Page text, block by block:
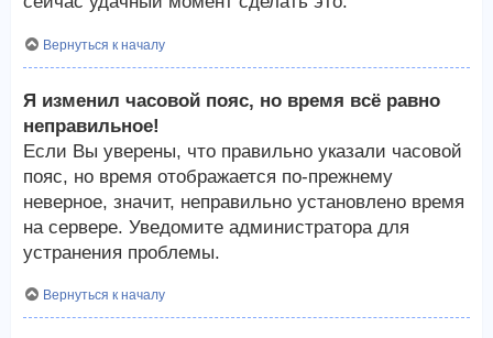
Вернуться к началу
Я изменил часовой пояс, но время всё равно
неправильное!
Если Вы уверены, что правильно указали часовой
пояс, но время отображается по-прежнему
неверное, значит, неправильно установлено время
на сервере. Уведомите администратора для
устранения проблемы.
Вернуться к началу